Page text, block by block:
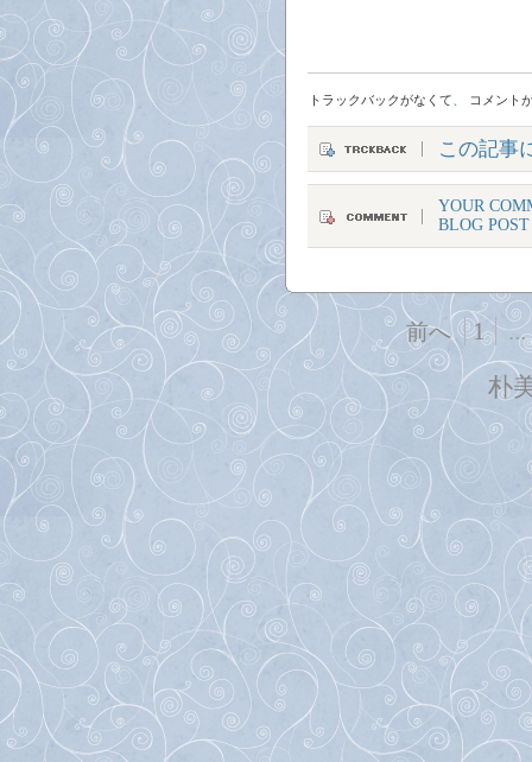
トラックバックがなくて コメント
この記事
YOUR
BLOG POST
前へ 1 ...
朴